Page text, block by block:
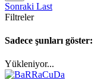
Sonraki Last
Filtreler
Sadece şunları göster:
Yükleniyor...